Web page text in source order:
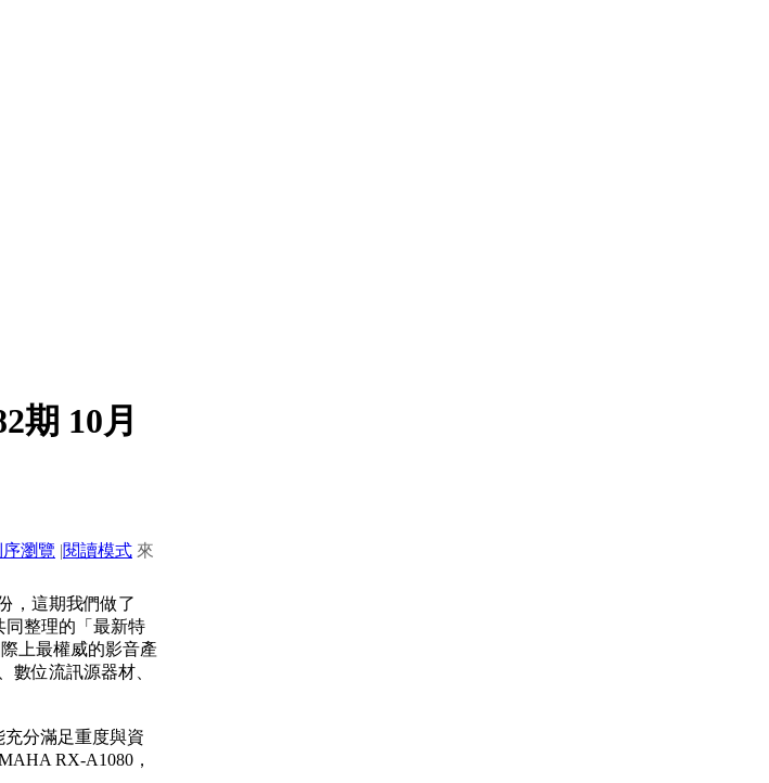
期 10月
瀏覽 |閱讀模式 來
，這期我們做了
同整理的「最新特
上最權威的影音產
數位流訊源器材、
充分滿足重度與資
RX-A1080，